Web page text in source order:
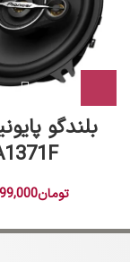
تومان